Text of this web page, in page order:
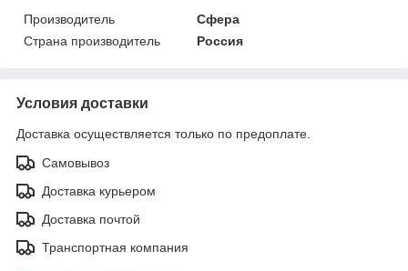
Производитель
Сфера
Страна производитель
Россия
Условия доставки
Доставка осуществляется только по предоплате.
Самовывоз
Доставка курьером
Доставка почтой
Транспортная компания